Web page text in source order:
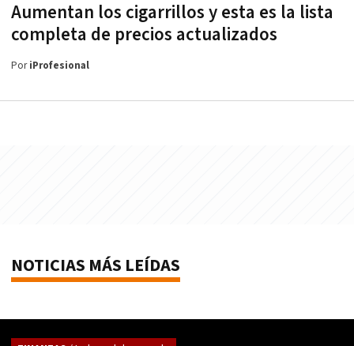
Aumentan los cigarrillos y esta es la lista
completa de precios actualizados
PoriProfesional
NOTICIAS MÁS LEÍDAS